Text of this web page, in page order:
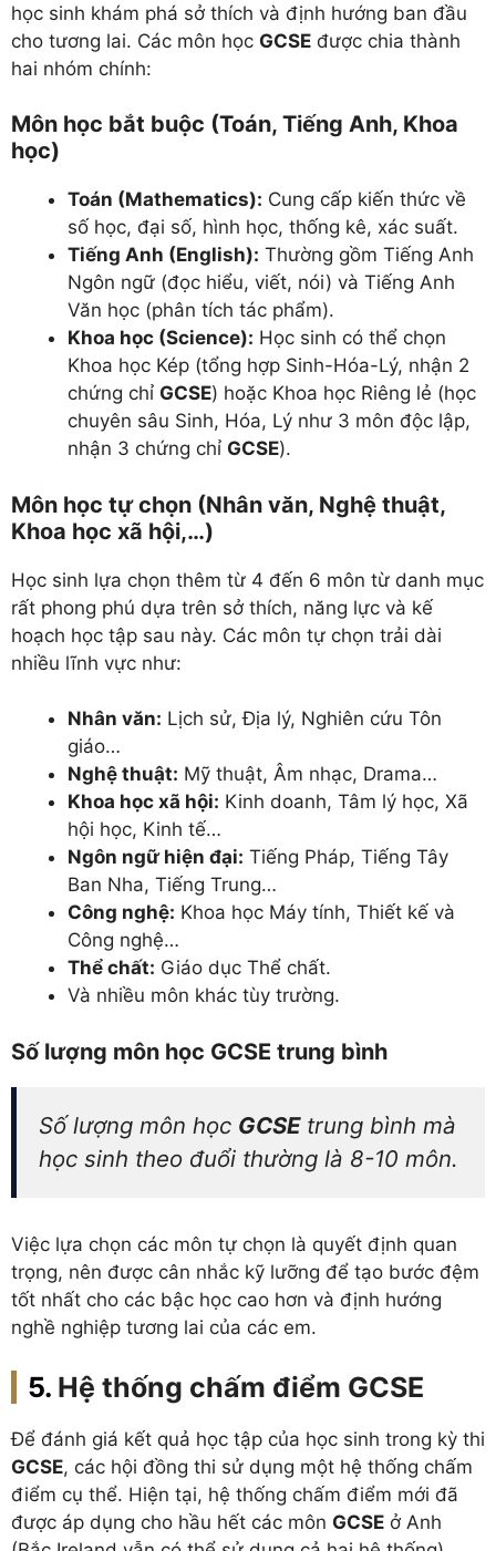
học sinh khám phá sở thích và định hướng ban đầu
cho tương lai. Các môn học GCSE được chia thành
hai nhóm chính:
Môn học bắt buộc (Toán, Tiếng Anh, Khoa
học)
Toán (Mathematics): Cung cấp kiến thức về
số học, đại số, hình học, thống kê, xác suất.
Tiếng Anh (English): Thường gồm Tiếng Anh
Ngôn ngữ (đọc hiểu, viết, nói) và Tiếng Anh
Văn học (phân tích tác phẩm).
Khoa học (Science): Học sinh có thể chọn
Khoa học Kép (tổng hợp Sinh-Hóa-Lý, nhận 2
chứng chỉ GCSE) hoặc Khoa học Riêng lẻ (học
chuyên sâu Sinh, Hóa, Lý như 3 môn độc lập,
nhận 3 chứng chỉ GCSE).
Môn học tự chọn (Nhân văn, Nghệ thuật,
Khoa học xã hội,…)
Học sinh lựa chọn thêm từ 4 đến 6 môn từ danh mục
rất phong phú dựa trên sở thích, năng lực và kế
hoạch học tập sau này. Các môn tự chọn trải dài
nhiều lĩnh vực như:
Nhân văn: Lịch sử, Địa lý, Nghiên cứu Tôn
giáo…
Nghệ thuật: Mỹ thuật, Âm nhạc, Drama…
Khoa học xã hội: Kinh doanh, Tâm lý học, Xã
hội học, Kinh tế…
Ngôn ngữ hiện đại: Tiếng Pháp, Tiếng Tây
Ban Nha, Tiếng Trung…
Công nghệ: Khoa học Máy tính, Thiết kế và
Công nghệ…
Thể chất: Giáo dục Thể chất.
Và nhiều môn khác tùy trường.
Số lượng môn học GCSE trung bình
Số lượng môn học GCSEtrung bình mà
học sinh theo đuổi thường là 8-10 môn.
Việc lựa chọn các môn tự chọn là quyết định quan
trọng, nên được cân nhắc kỹ lưỡng để tạo bước đệm
tốt nhất cho các bậc học cao hơn và định hướng
nghề nghiệp tương lai của các em.
Hệ thống chấm điểm GCSE
Để đánh giá kết quả học tập của học sinh trong kỳ thi
GCSE, các hội đồng thi sử dụng một hệ thống chấm
điểm cụ thể. Hiện tại, hệ thống chấm điểm mới đã
được áp dụng cho hầu hết các môn GCSE ở Anh